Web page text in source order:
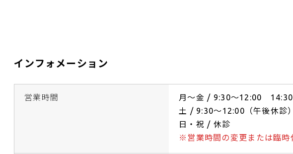
インフォメーション
営業時間
月～金 / 9:30～12:00
土 / 9:30～12:00（午後休診）
日・祝 / 休診
※営業時間の変更または臨時